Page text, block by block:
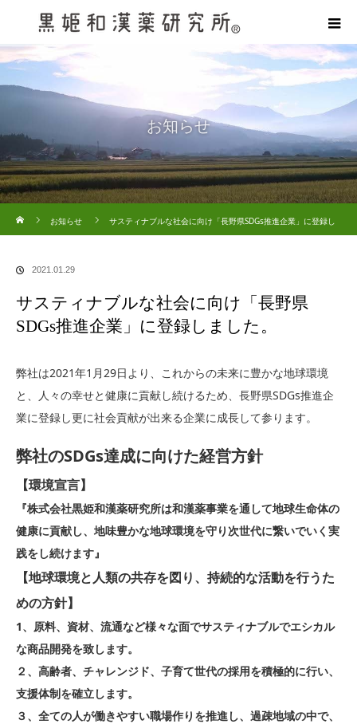
お知らせ
お知らせ
サスティナブルな社会に向け「長野県SDGs推進企業」に登録し
2021.01.29
サスティナブルな社会に向け「長野県
SDGs推進企業」に登録しました。
弊社は2021年1月29日より、これからの未来に豊かな地球環境
と、人々の幸せと健康に貢献し続けるため、長野県SDGs推進企
業に登録し更に社会貢献が出来る企業に成長して参ります。
弊社のSDGs達成に向けた経営方針
【環境宣言】
『株式会社黒姫和漢薬研究所は和漢薬事業を通して地球生命体の
健康に貢献し、地味豊かな地球環境を守り次世代に繋いでいく実
践をし続けます』
【地球環境と人類の共存を図り、持続的な活動を行うた
めの方針】
1、原料、資材、流通など様々な面でサスティナブルでエシカル
な商品開発を致します。
２、高齢者、チャレンジド、子育て世代の採用を積極的に行い、
支援体制を確立します。
３、全ての人が働きやすい職場作りを推進し、過疎地域の中で、